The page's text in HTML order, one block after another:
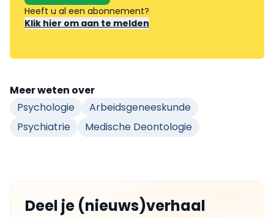
Heeft u al een abonnement?
Klik hier om aan te melden
Meer weten over
Psychologie
Arbeidsgeneeskunde
Psychiatrie
Medische Deontologie
Deel je (nieuws)verhaal